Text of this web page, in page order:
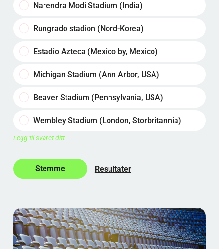
Narendra Modi Stadium (India)
Rungrado stadion (Nord-Korea)
Estadio Azteca (Mexico by, Mexico)
Michigan Stadium (Ann Arbor, USA)
Beaver Stadium (Pennsylvania, USA)
Wembley Stadium (London, Storbritannia)
Legg til svaret ditt
Resultater